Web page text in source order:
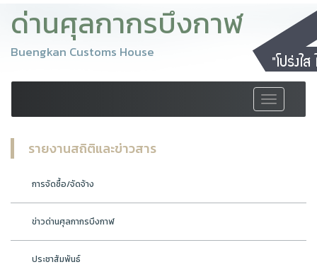
ด่านศุลกากรบึงกาฬ
Buengkan Customs House
Toggle
navigation
รายงานสถิติและข่าวสาร
การจัดซื้อ/จัดจ้าง
ข่าวด่านศุลกากรบึงกาฬ
ประชาสัมพันธ์